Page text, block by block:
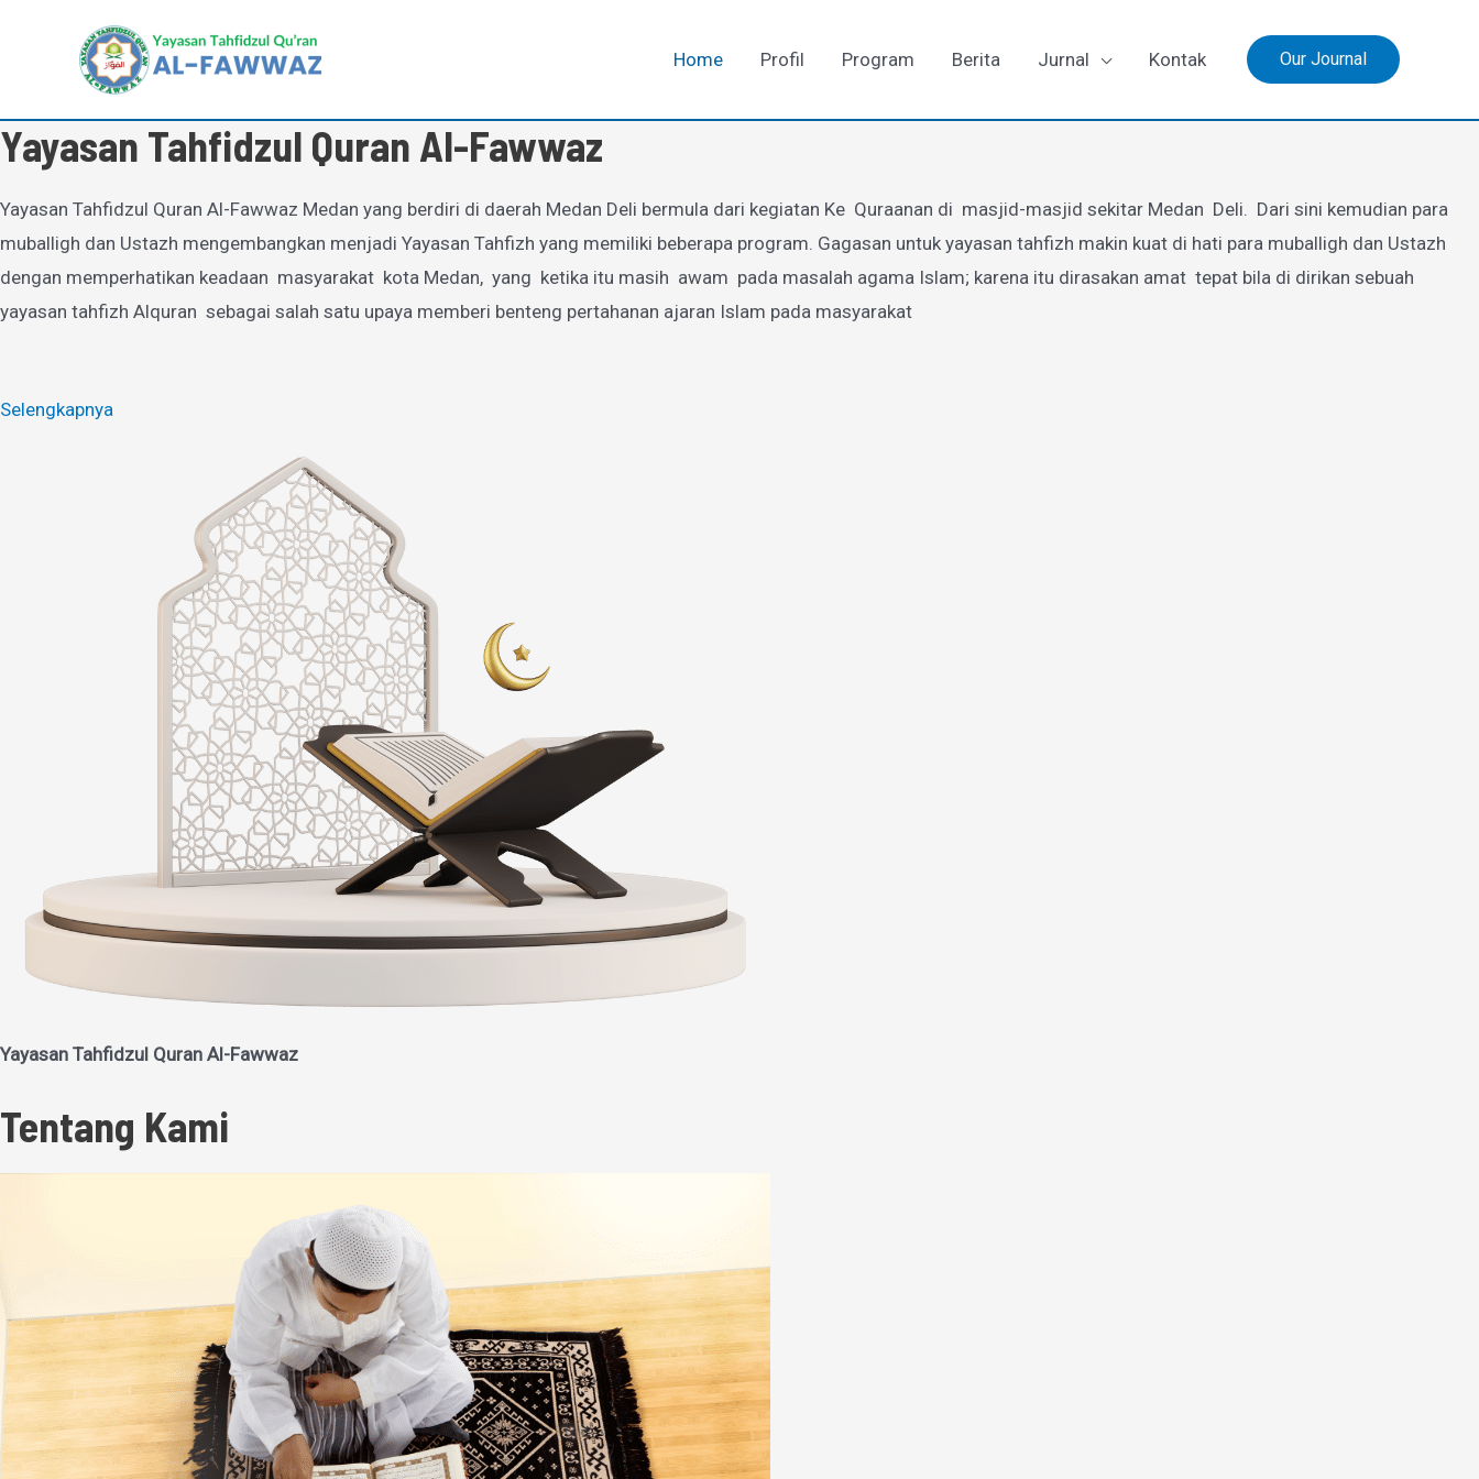
Home Profil Program Berita Jurnal Kontak Our Journal
Yayasan Tahfidzul Quran Al-Fawwaz
Yayasan Tahfidzul Quran Al-Fawwaz Medan yang berdiri di daerah Medan Deli bermula dari kegiatan Ke Quraanan di masjid-masjid sekitar Medan Deli. Dari sini kemudian para
muballigh dan Ustazh mengembangkan menjadi Yayasan Tahfizh yang memiliki beberapa program. Gagasan untuk yayasan tahfizh makin kuat di hati para muballigh dan Ustazh
dengan memperhatikan keadaan masyarakat kota Medan, yang ketika itu masih awam pada masalah agama Islam; karena itu dirasakan amat tepat bila di dirikan sebuah
yayasan tahfizh Alquran sebagai salah satu upaya memberi benteng pertahanan ajaran Islam pada masyarakat
Selengkapnya
Yayasan Tahfidzul Quran Al-Fawwaz
Tentang Kami